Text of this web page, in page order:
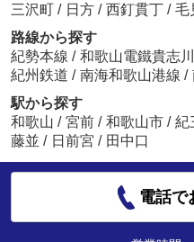
三沢町 / 日方 / 西釘貫丁 / 毛
路線から探す
紀勢本線 / 和歌山電鐵貴志
紀州鉄道 / 南海和歌山港線 /
駅から探す
和歌山 / 宮前 / 和歌山市 / 紀
藤並 / 日前宮 / 田中口
電話で